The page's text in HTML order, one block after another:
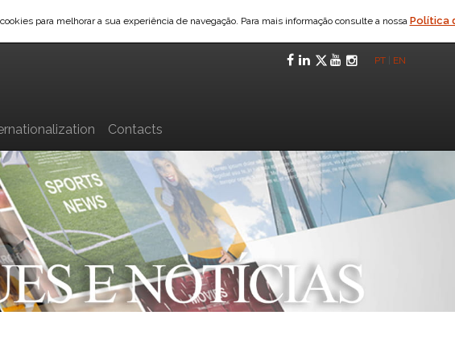
para melhorar a sua experiência de navegação. Para mais informação consulte a nossa Política
Facebook
LinkedIn
Twitter
YouTube
PT EN
Contacts